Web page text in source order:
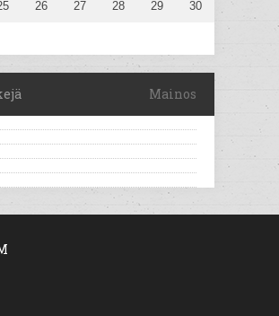
26 27 28 29 30
Mainos